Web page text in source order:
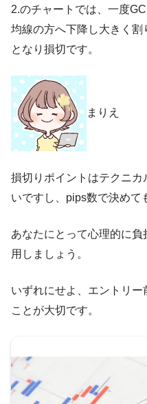
2.のチャートでは、一度
均線の方へ下降し大きく
となり損切です。
まりえ
損切りポイントはテクニカ
いですし、pips数で決めて
あなたにとって心理的に
用しましょう。
いずれにせよ、エントリー
ことが大切です。